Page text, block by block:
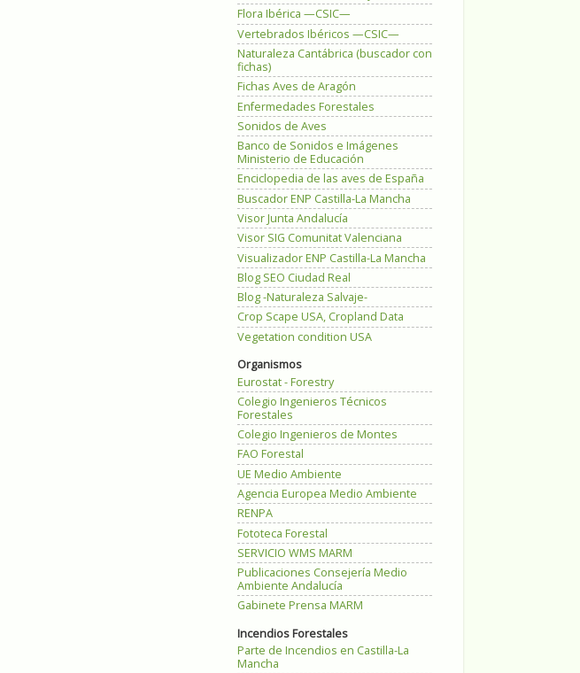
Flora Ibérica —CSIC—
Vertebrados Ibéricos —CSIC—
Naturaleza Cantábrica (buscador con
fichas)
Fichas Aves de Aragón
Enfermedades Forestales
Sonidos de Aves
Banco de Sonidos e Imágenes
Ministerio de Educación
Enciclopedia de las aves de España
Buscador ENP Castilla-La Mancha
Visor Junta Andalucía
Visor SIG Comunitat Valenciana
Visualizador ENP Castilla-La Mancha
Blog SEO Ciudad Real
Blog -Naturaleza Salvaje-
Crop Scape USA, Cropland Data
Vegetation condition USA
Organismos
Eurostat - Forestry
Colegio Ingenieros Técnicos
Forestales
Colegio Ingenieros de Montes
FAO Forestal
UE Medio Ambiente
Agencia Europea Medio Ambiente
RENPA
Fototeca Forestal
SERVICIO WMS MARM
Publicaciones Consejería Medio
Ambiente Andalucía
Gabinete Prensa MARM
Incendios Forestales
Parte de Incendios en Castilla-La
Mancha